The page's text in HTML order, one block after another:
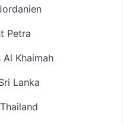
Petra
Al Khaimah
Lanka